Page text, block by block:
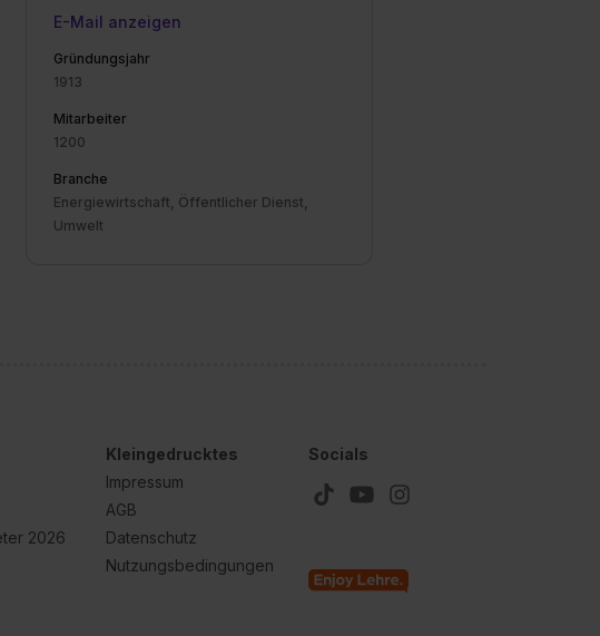
E-Mail anzeigen
Gründungsjahr
1913
Mitarbeiter
1200
Branche
Energiewirtschaft, Öffentlicher Dienst,
Umwelt
2026
Kleingedrucktes
Impressum
AGB
Datenschutz
Nutzungsbedingungen
Socials